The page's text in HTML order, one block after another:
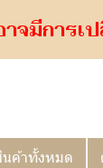
าจมีการ
ค้าทั้งหมด